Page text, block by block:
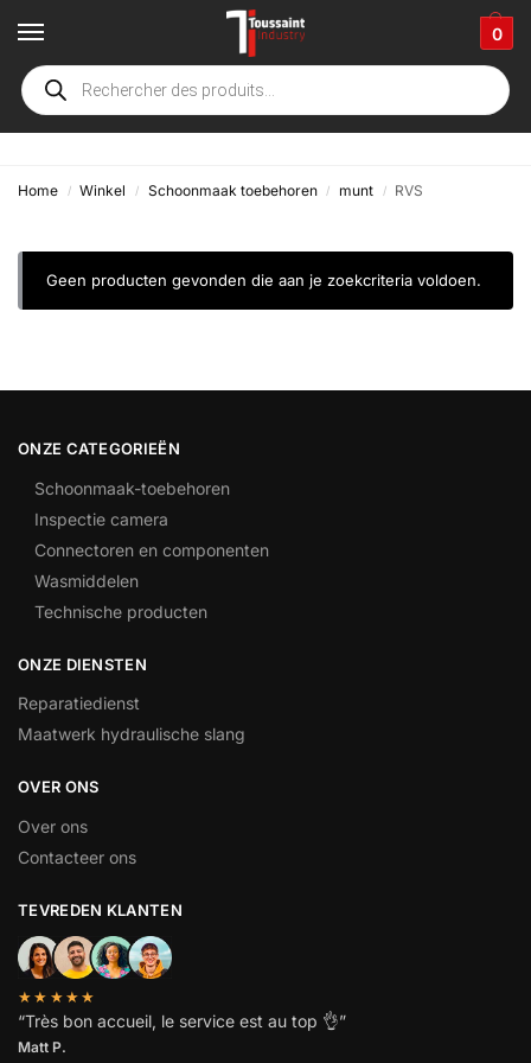
0
RVS
Home / Winkel / Schoonmaak toebehoren / munt / RVS
Geen producten gevonden die aan je zoekcriteria voldoen.
ONZE CATEGORIEËN
Schoonmaak-toebehoren
Inspectie camera
Connectoren en componenten
Wasmiddelen
Technische producten
ONZE DIENSTEN
Reparatiedienst
Maatwerk hydraulische slang
OVER ONS
Over ons
Contacteer ons
TEVREDEN KLANTEN
★★★★★
“Très bon accueil, le service est au top 👌”
Matt P.